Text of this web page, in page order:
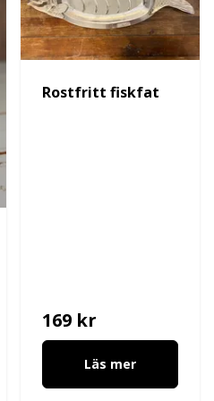
Rostfritt fiskfat
169 kr
Läs mer